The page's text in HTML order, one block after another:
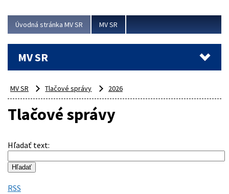
Úvodná stránka MV SR MV SR
MV SR
MV SR Tlačové správy 2026
Tlačové správy
Hľadať text:
RSS